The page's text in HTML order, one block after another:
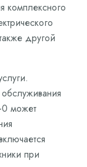
комплексного
другой
обслуживания
0 может
при